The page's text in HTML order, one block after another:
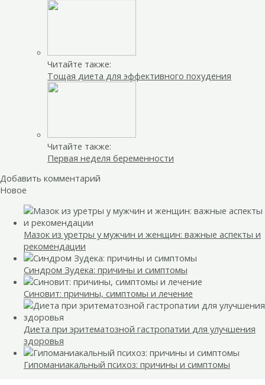
Читайте также:
Тощая диета для эффективного похудения
Читайте также:
Первая неделя беременности
Добавить комментарий
Новое
Мазок из уретры у мужчин и женщин: важные аспекты и
рекомендации
Синдром Зудека: причины и симптомы
Синовит: причины, симптомы и лечение
Диета при эритематозной гастропатии для улучшения
здоровья
Гипоманиакальный психоз: причины и симптомы